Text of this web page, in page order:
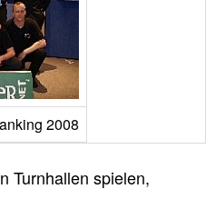
2008
Turnhallen spielen,